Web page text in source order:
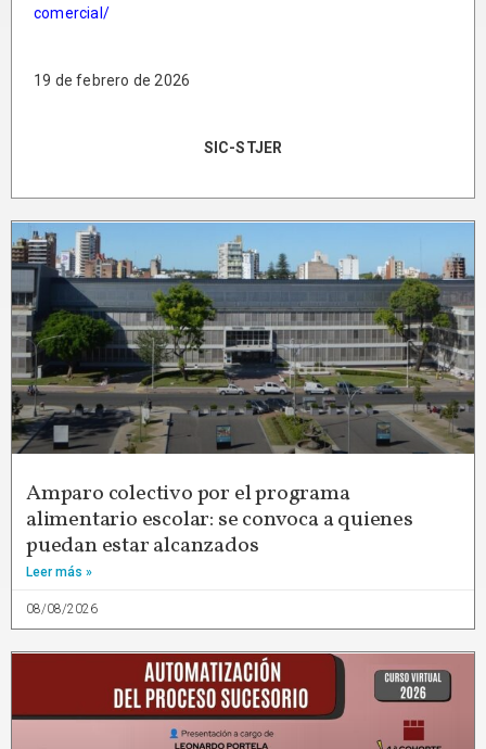
comercial/
19 de febrero de 2026
SIC-STJER
Amparo colectivo por el programa
alimentario escolar: se convoca a quienes
puedan estar alcanzados
Leer más »
08/08/2026